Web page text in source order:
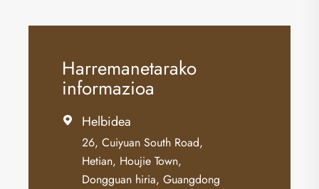
Harremanetarako
informazioa
 Helbidea
26, Cuiyuan South Road,
Hetian, Houjie Town,
Dongguan hiria, Guangdong